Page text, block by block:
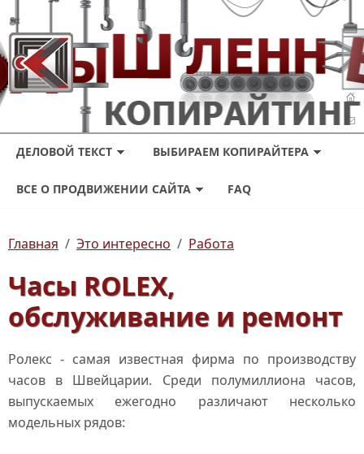
ДЕЛОВОЙ ТЕКСТ ВЫБИРАЕМ КОПИРАЙТЕРА
ВСЕ О ПРОДВИЖЕНИИ САЙТА FAQ
Главная / Это интересно / Работа
Часы ROLEX,
обслуживание и ремонт
Ролекс - самая известная фирма по производству
часов в Швейцарии. Среди полумиллиона часов,
выпускаемых ежегодно различают несколько
модельных рядов: